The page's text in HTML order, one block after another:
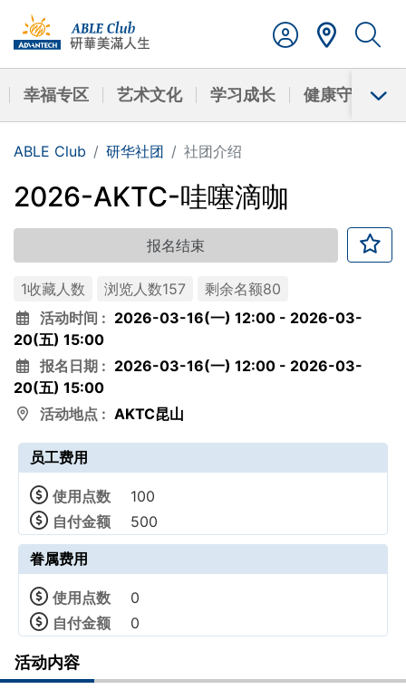
幸福专区 艺术文化 学习成长 健康守护
ABLE Club 研华社团 社团介绍
2026-AKTC-哇噻滴咖
报名结束
1收藏人数 浏览人数157
剩余名额80
活动时间 : 2026-03-16(一) 12:00 - 2026-03-
20(五) 15:00
报名日期 : 2026-03-16(一) 12:00 - 2026-03-
20(五) 15:00
活动地点 : AKTC昆山
员工费用
使用点数
100
自付金额
500
眷属费用
使用点数
0
自付金额
0
活动内容